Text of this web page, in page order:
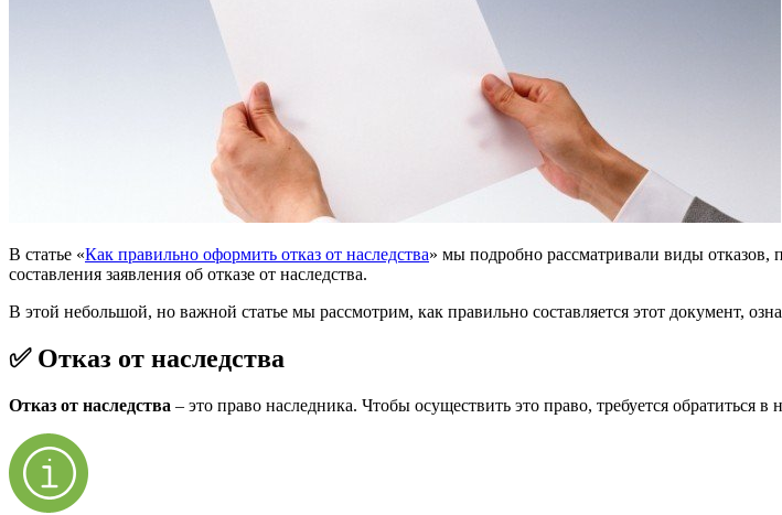
В статье «Как правильно оформить отказ от наследства» мы подробно рассматривали виды
составления заявления об отказе от наследства.
В этой небольшой, но важной статье мы рассмотрим, как правильно составляется этот документ,
✅ Отказ от наследства
Отказ от наследства – это право наследника. Чтобы осуществить это право, требуется обратиться